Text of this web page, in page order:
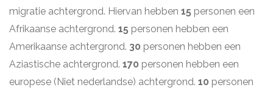
migratie achtergrond. Hiervan hebben 15 personen een
Afrikaanse achtergrond. 15 personen hebben een
Amerikaanse achtergrond. 30 personen hebben een
Aziastische achtergrond. 170 personen hebben een
europese (Niet nederlandse) achtergrond. 10 personen